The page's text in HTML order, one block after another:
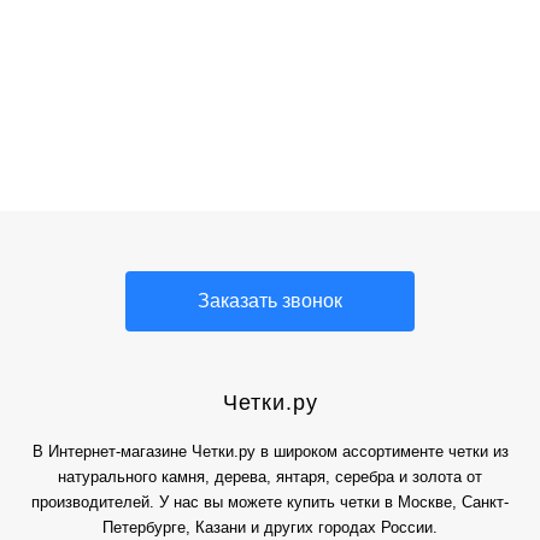
Заказать звонок
Четки.ру
В Интернет-магазине Четки.ру в широком ассортименте четки из
натурального камня, дерева, янтаря, серебра и золота от
производителей. У нас вы можете купить четки в Москве, Санкт-
Петербурге, Казани и других городах России.